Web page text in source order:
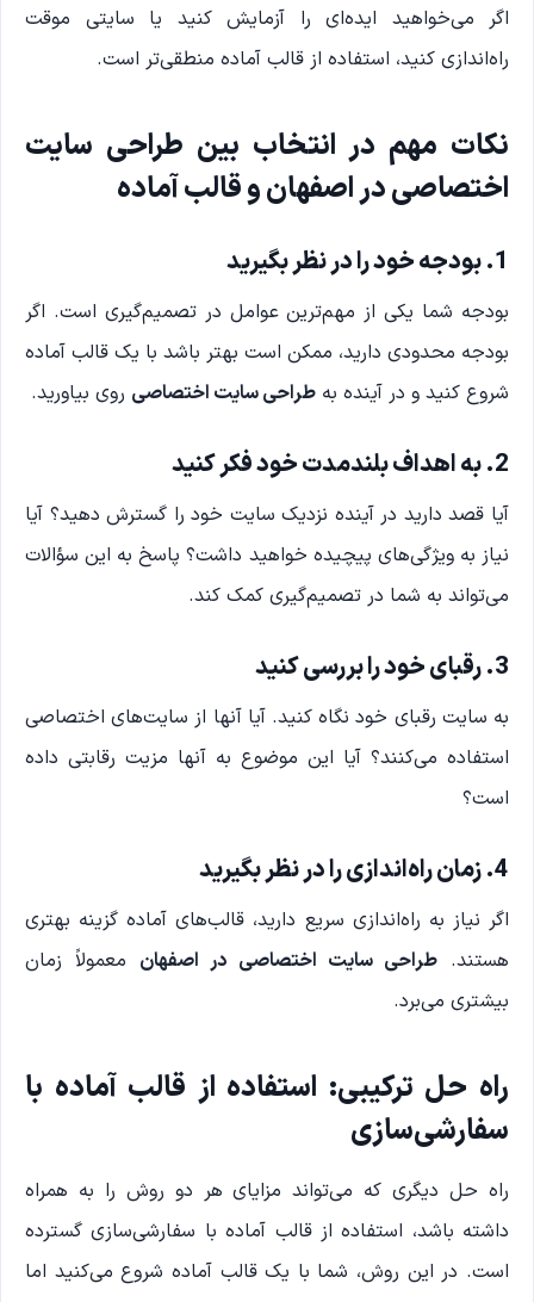
اگر می‌خواهید ایده‌ای را آزمایش کنید یا سایتی موقت
راه‌اندازی کنید، استفاده از قالب آماده منطقی‌تر است.
نکات مهم در انتخاب بین طراحی سایت
اختصاصی در اصفهان و قالب آماده
1. بودجه خود را در نظر بگیرید
بودجه شما یکی از مهم‌ترین عوامل در تصمیم‌گیری است. اگر
بودجه محدودی دارید، ممکن است بهتر باشد با یک قالب آماده
شروع کنید و در آینده به طراحی سایت اختصاصی روی بیاورید.
2. به اهداف بلندمدت خود فکر کنید
آیا قصد دارید در آینده نزدیک سایت خود را گسترش دهید؟ آیا
نیاز به ویژگی‌های پیچیده خواهید داشت؟ پاسخ به این سؤالات
می‌تواند به شما در تصمیم‌گیری کمک کند.
3. رقبای خود را بررسی کنید
به سایت رقبای خود نگاه کنید. آیا آنها از سایت‌های اختصاصی
استفاده می‌کنند؟ آیا این موضوع به آنها مزیت رقابتی داده
است؟
4. زمان راه‌اندازی را در نظر بگیرید
اگر نیاز به راه‌اندازی سریع دارید، قالب‌های آماده گزینه بهتری
هستند.طراحی سایت اختصاصی در اصفهان معمولاً زمان
بیشتری می‌برد.
راه حل ترکیبی: استفاده از قالب آماده با
سفارشی‌سازی
راه حل دیگری که می‌تواند مزایای هر دو روش را به همراه
داشته باشد، استفاده از قالب آماده با سفارشی‌سازی گسترده
است. در این روش، شما با یک قالب آماده شروع می‌کنید اما